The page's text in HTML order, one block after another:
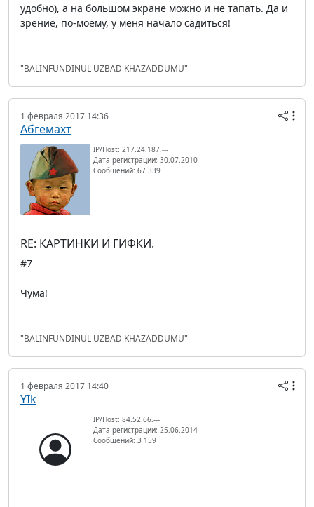
удобно), а на большом экране можно и не тапать. Да и
зрение, по-моему, у меня начало садиться!
"BALINFUNDINUL UZBAD KHAZADDUMU"
1 февраля 2017 14:36
Абгемахт
IP/Host: 217.24.187.---
Дата регистрации: 30.07.2010
Сообщений: 67 339
RE: КАРТИНКИ И ГИФКИ.
#7
Чума!
"BALINFUNDINUL UZBAD KHAZADDUMU"
1 февраля 2017 14:40
YIk
IP/Host: 84.52.66.---
Дата регистрации: 25.06.2014
Сообщений: 3 159